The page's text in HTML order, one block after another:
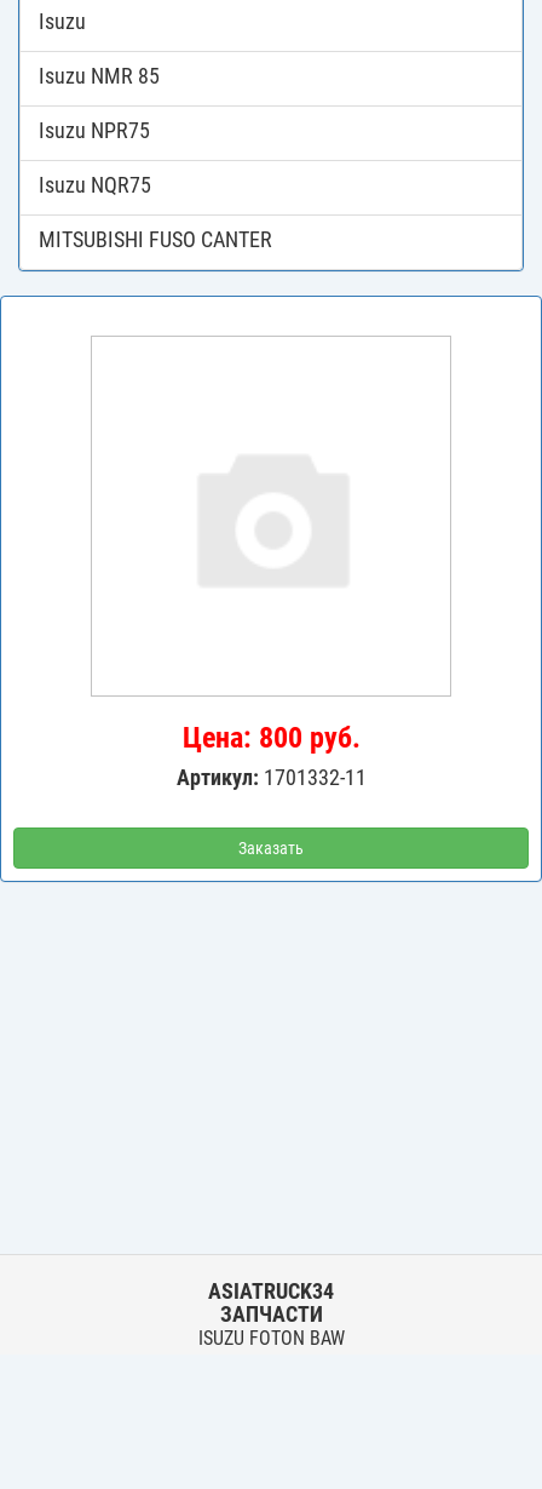
Isuzu
Isuzu NMR 85
Isuzu NPR75
Isuzu NQR75
MITSUBISHI FUSO CANTER
Цена: 800 руб.
Артикул: 1701332-11
Заказать
ASIATRUCK34
ЗАПЧАСТИ
ISUZU FOTON BAW